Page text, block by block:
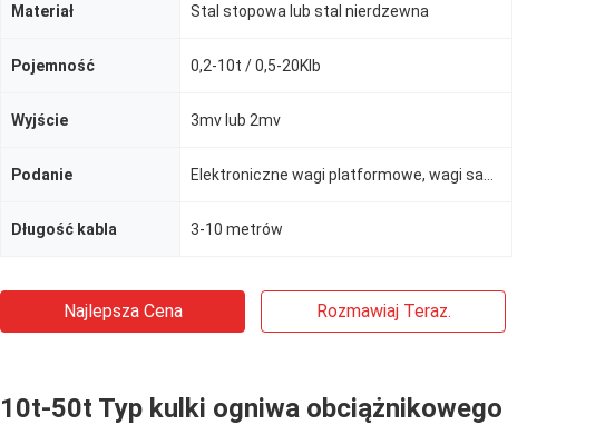
Materiał Stal stopowa lub stal nierdzewna
Pojemność 0,2-10t / 0,5-20Klb
Wyjście 3mv lub 2mv
Podanie
Długość kabla 3-10 metrów
Najlepsza Cena Rozmawiaj Teraz.
10t-50t Typ kulki ogniwa obciążnikowego